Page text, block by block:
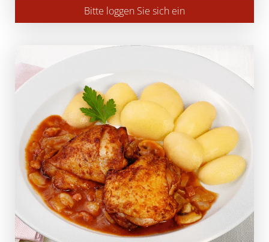
Bitte loggen Sie sich ein